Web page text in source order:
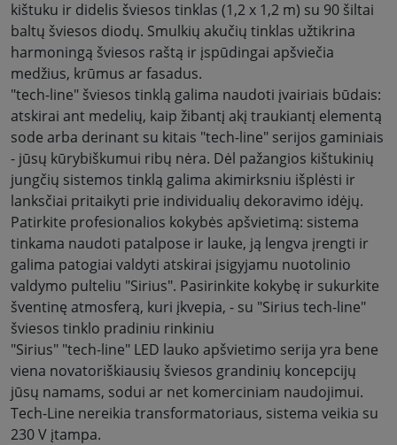
kištuku ir didelis šviesos tinklas (1,2 x 1,2 m) su 90 šiltai
baltų šviesos diodų. Smulkių akučių tinklas užtikrina
harmoningą šviesos raštą ir įspūdingai apšviečia
medžius, krūmus ar fasadus.
"tech-line" šviesos tinklą galima naudoti įvairiais būdais:
atskirai ant medelių, kaip žibantį akį traukiantį elementą
sode arba derinant su kitais "tech-line" serijos gaminiais
- jūsų kūrybiškumui ribų nėra. Dėl pažangios kištukinių
jungčių sistemos tinklą galima akimirksniu išplėsti ir
lanksčiai pritaikyti prie individualių dekoravimo idėjų.
Patirkite profesionalios kokybės apšvietimą: sistema
tinkama naudoti patalpose ir lauke, ją lengva įrengti ir
galima patogiai valdyti atskirai įsigyjamu nuotolinio
valdymo pulteliu "Sirius". Pasirinkite kokybę ir sukurkite
šventinę atmosferą, kuri įkvepia, - su "Sirius tech-line"
šviesos tinklo pradiniu rinkiniu
"Sirius" "tech-line" LED lauko apšvietimo serija yra bene
viena novatoriškiausių šviesos grandinių koncepcijų
jūsų namams, sodui ar net komerciniam naudojimui.
Tech-Line nereikia transformatoriaus, sistema veikia su
230 V įtampa.